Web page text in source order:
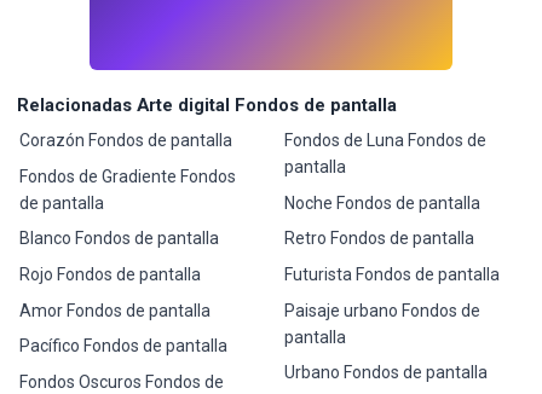
Relacionadas Arte digital Fondos de pantalla
Corazón Fondos de pantalla
Fondos de Gradiente Fondos
de pantalla
Blanco Fondos de pantalla
Rojo Fondos de pantalla
Amor Fondos de pantalla
Pacífico Fondos de pantalla
Fondos Oscuros Fondos de
Fondos de Luna Fondos de
pantalla
Noche Fondos de pantalla
Retro Fondos de pantalla
Futurista Fondos de pantalla
Paisaje urbano Fondos de
pantalla
Urbano Fondos de pantalla